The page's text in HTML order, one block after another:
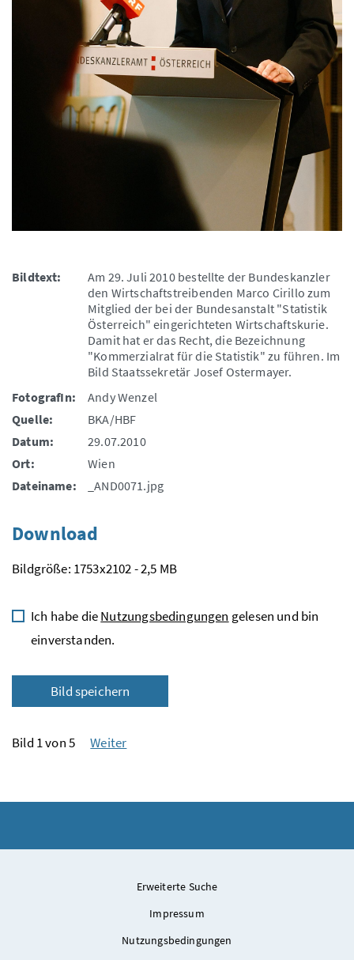
Bildtext:
Am 29. Juli 2010 bestellte der Bundeskanzler
den Wirtschaftstreibenden Marco Cirillo zum
Mitglied der bei der Bundesanstalt "Statistik
Österreich" eingerichteten Wirtschaftskurie.
Damit hat er das Recht, die Bezeichnung
"Kommerzialrat für die Statistik" zu führen. Im
Bild Staatssekretär Josef Ostermayer.
FotografIn:
Andy Wenzel
Quelle:
BKA/HBF
Datum:
29.07.2010
Ort:
Wien
Dateiname:
_AND0071.jpg
Download
Bildgröße: 1753x2102 - 2,5 MB
Ich habe dieNutzungsbedingungen gelesen und bin
einverstanden.
Bild speichern
Bild 1 von 5 Weiter
Erweiterte Suche
Impressum
Nutzungsbedingungen